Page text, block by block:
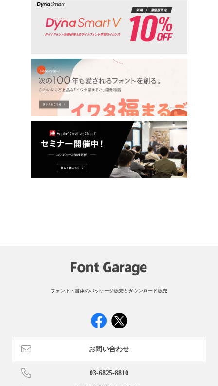
フォント・書体のパッケージ販売とダウンロード販売
お問い合わせ
03-6825-8810